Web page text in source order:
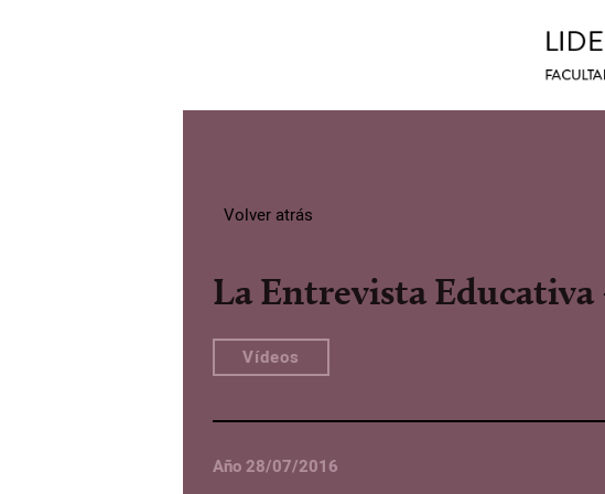
Volver atrás
La Entrevista
Vídeos
Año 28/07/2016